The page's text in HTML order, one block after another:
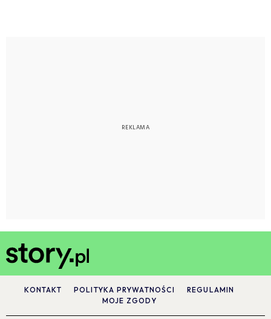
KONTAKT POLITYKA PRYWATNOŚCI
REGULAMIN
MOJE ZGODY